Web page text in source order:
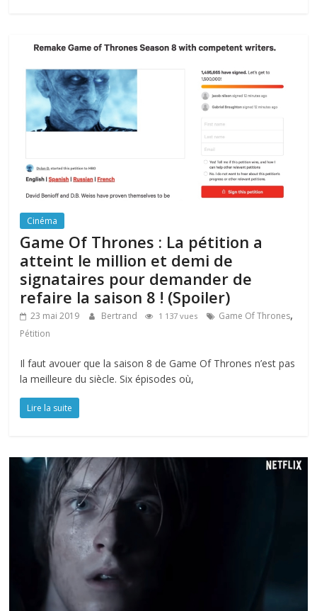
Cinéma
Game Of Thrones : La pétition a
atteint le million et demi de
signataires pour demander de
refaire la saison 8 ! (Spoiler)
23 mai 2019 Bertrand 1 137 vues Game Of Thrones,
Pétition
Il faut avouer que la saison 8 de Game Of Thrones n’est pas
la meilleure du siècle. Six épisodes où,
Lire la suite